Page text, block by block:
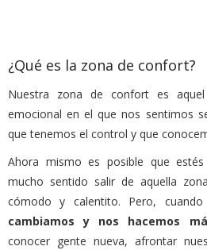
¿Qué es la zona de confort?
Nuestra zona de confort es
emocional en el que nos sentimos
que tenemos el control y que
Ahora mismo es posible que
mucho sentido salir de aquella
cómodo y calentito. Pero,
cambiamos y nos hacemos
conocer gente nueva, afrontar